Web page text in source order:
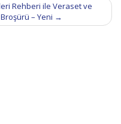
Rehberi ile Veraset ve
– Yeni →